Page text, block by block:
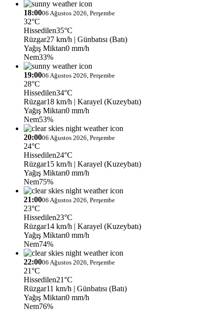
18:0006 Ağustos 2026, Perşembe
32°C
Hissedilen35°C
Rüzgar27 km/h | Günbatısı (Batı)
Yağış Miktarı0 mm/h
Nem33%
19:0006 Ağustos 2026, Perşembe
28°C
Hissedilen34°C
Rüzgar18 km/h | Karayel (Kuzeybatı)
Yağış Miktarı0 mm/h
Nem53%
20:0006 Ağustos 2026, Perşembe
24°C
Hissedilen24°C
Rüzgar15 km/h | Karayel (Kuzeybatı)
Yağış Miktarı0 mm/h
Nem75%
21:0006 Ağustos 2026, Perşembe
23°C
Hissedilen23°C
Rüzgar14 km/h | Karayel (Kuzeybatı)
Yağış Miktarı0 mm/h
Nem74%
22:0006 Ağustos 2026, Perşembe
21°C
Hissedilen21°C
Rüzgar11 km/h | Günbatısı (Batı)
Yağış Miktarı0 mm/h
Nem76%